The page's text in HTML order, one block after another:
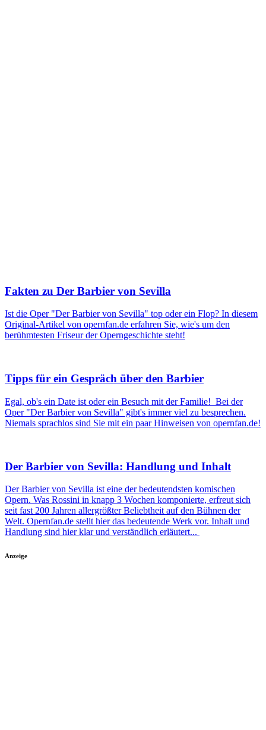
Fakten zu Der Barbier von Sevilla
Ist die Oper "Der Barbier von Sevilla" top oder ein Flop? In diesem
Original-Artikel von opernfan.de erfahren Sie, wie's um den
berühmtesten Friseur der Operngeschichte steht!
Tipps für ein Gespräch über den Barbier
Egal, ob's ein Date ist oder ein Besuch mit der Familie! Bei der
Oper "Der Barbier von Sevilla" gibt's immer viel zu besprechen.
Niemals sprachlos sind Sie mit ein paar Hinweisen von opernfan.de!
Der Barbier von Sevilla: Handlung und Inhalt
Der Barbier von Sevilla ist eine der bedeutendsten komischen
Opern. Was Rossini in knapp 3 Wochen komponierte, erfreut sich
seit fast 200 Jahren allergrößter Beliebtheit auf den Bühnen der
Welt. Opernfan.de stellt hier das bedeutende Werk vor. Inhalt und
Handlung sind hier klar und verständlich erläutert...
Anzeige